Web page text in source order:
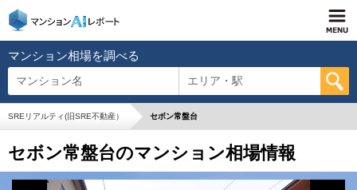
マンション相場を調べる
マンション名 エリア・駅
SREリアルティ(旧SRE不動産） セボン常盤台
セボン常盤台のマンション相場情報